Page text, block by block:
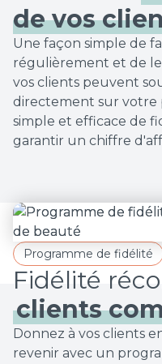
de vos
Une façon simple de
régulièrement et de
vos clients peuvent
directement sur votre
simple et efficace de
garantir un chiffre
Programme de fidélité
clients
Donnez à vos clients
revenir avec un